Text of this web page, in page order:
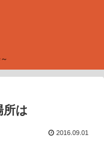
は
2016.09.01